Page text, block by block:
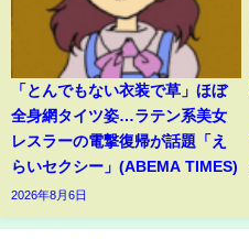
「とんでもない衣装で草」ほぼ
全身網タイツ姿…ラテン系美女
レスラーの電撃復帰が話題「え
らいセクシー」(ABEMA TIMES)
2026年8月6日